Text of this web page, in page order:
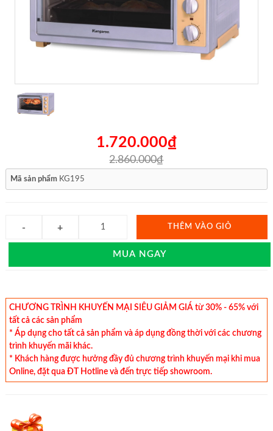
1.720.000₫
2.860.000₫
Mã sản phẩm KG195
THÊM VÀO GIỎ
MUA NGAY
CHƯƠNG TRÌNH KHUYẾN MẠI SIÊU GIẢM GIÁ từ 30% - 65% với
tất cả các sản phẩm
* Áp dụng cho tất cả sản phẩm và áp dụng đồng thời với các chương
trình khuyến mãi khác.
* Khách hàng được hưởng đầy đủ chương trình khuyến mại khi mua
Online, đặt qua ĐT Hotline và đến trực tiếp showroom.